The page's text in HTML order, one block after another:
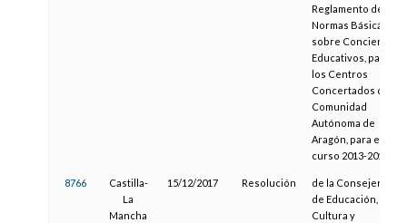
Reglamento de
Normas Básicas
sobre Conciertos
Educativos, para
los Centros
Concertados de la
Comunidad
Autónoma de
Aragón, para el
curso 2013-2014
8766
Castilla-
La
Mancha
15/12/2017 Resolución
de la Consejería
de Educación,
Cultura y